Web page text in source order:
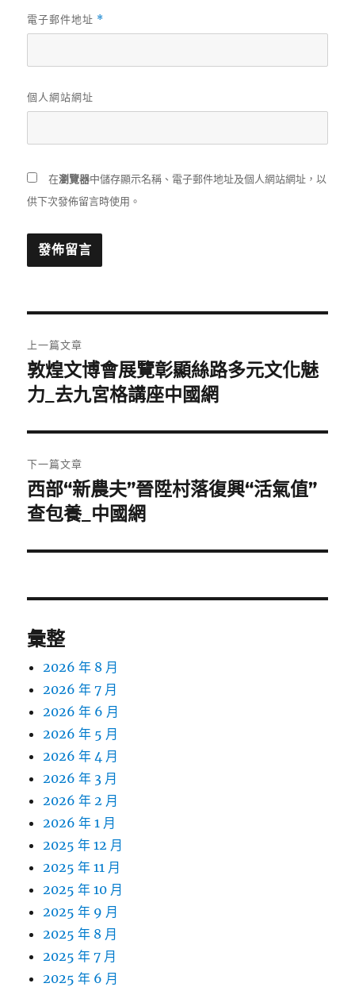
電子郵件地址 *
個人網站網址
在瀏覽器中儲存顯示名稱、電子郵件地址及個人網站網址，以
供下次發佈留言時使用。
章
導
覽
上一篇文章
上
一
文
章:
敦煌文博會展覽彰顯絲路多元文化魅
力_去九宮格講座中國網
下一篇文章
下
一
文
西部“新農夫”晉陞村落復興“活氣值”
查包養_中國網
彙整
2026 年 8 月
2026 年 7 月
2026 年 6 月
2026 年 5 月
2026 年 4 月
2026 年 3 月
2026 年 2 月
2026 年 1 月
2025 年 12 月
2025 年 11 月
2025 年 10 月
2025 年 9 月
2025 年 8 月
2025 年 7 月
2025 年 6 月